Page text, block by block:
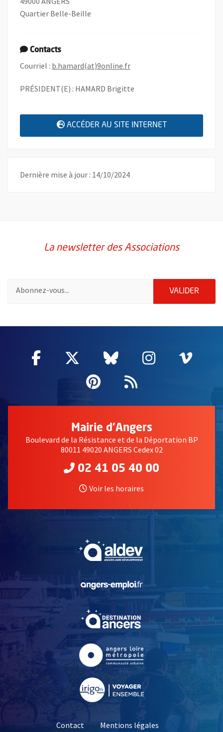
Quartier Belle-Beille
Contacts
Courriel : b.hamard(at)9online.fr, Ouvre une nouvelle
PRÉSIDENT(E) : HAMARD Brigitte
ACCÉDER AU SITE INTERNET , OUVRE UNE
Dernière mise à jour : 14/10/2024
La newsletter des Associations
VALIDER
Facebook
, Ouvre une nouvelle fenêtre
Twitter
, Ouvre une nouvelle
Bluesky
, Ouvre une
Instagram
, Ouvre
,
Pinterest
, Ouvre une
Flux RSS
Mairie d'Angers
Boulevard de la Résistance et de la Déportation BP
80011 49020 ANGERS Cedex 02
02 41 05 40 00
Voir les horaires
, Ouvre une nouvelle
, Ouvre une nouvelle
Contact Mentions légales